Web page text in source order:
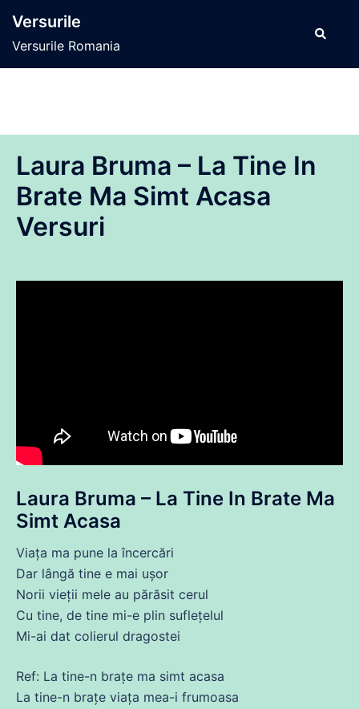
conținut
Versurile
Versurile Romania
Caută
Laura Bruma – La Tine In
Brate Ma Simt Acasa
Versuri
Laura Bruma – La Tine In Brate Ma
Simt Acasa
Viața ma pune la încercări
Dar lângă tine e mai ușor
Norii vieții mele au părăsit cerul
Cu tine, de tine mi-e plin suflețelul
Mi-ai dat colierul dragostei
Ref: La tine-n brațe ma simt acasa
La tine-n brațe viața mea-i frumoasa